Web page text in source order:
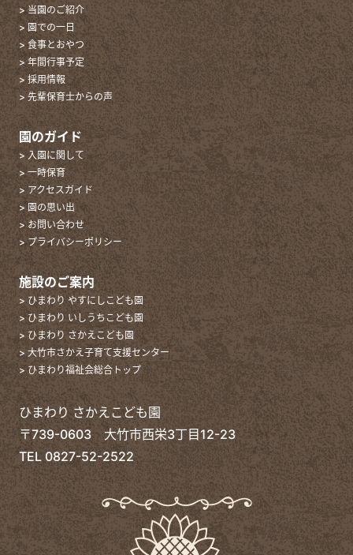
> 当園のご紹介
> 園での一日
> 食事とおやつ
> 年間行事予定
> 採用情報
> 先輩保育士からの声
園のガイド
> 入園に関して
> 一時保育
> アクセスガイド
> 園の思い出
> お問い合わせ
> プライバシーポリシー
施設のご案内
> ひまわり やすにしこども園
> ひまわり いしうちこども園
> ひまわり さかえこども園
> 大竹市さかえ子育て支援センター
> ひまわり福祉会総合トップ
ひまわり さかえこども園
〒739-0603 大竹市西栄3丁目12-23
TEL0827-52-2522